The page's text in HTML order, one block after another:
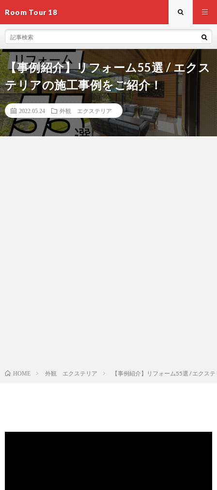
Room Tour 18
【事例紹介】リフォーム55選 / エクス
テリアの施工事例をご紹介！
2022.05.24 外観 エクステリア
HOME 外観 エクステリア 【事例紹介】リフォーム55選 / エクス